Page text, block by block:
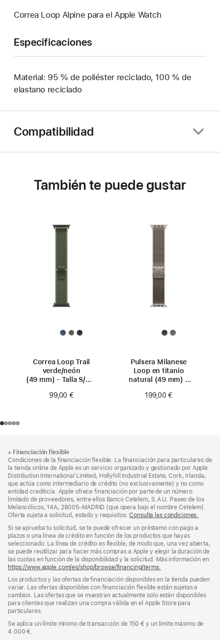
Correa Loop Alpine para el Apple Watch
Especificaciones
Material: 95 % de poliéster reciclado, 100 % de
elastano reciclado
Compatibilidad
También te puede gustar
Correa Loop Trail
verde/neón
(49 mm) - Talla S/M -
99,00 €
Pulsera Milanese
Loop en titanio
natural (49 mm) -
199,00 €
a
pie
de
página
al
pie
※ Financiación flexible
Condiciones de la financiación flexible: La financiación para particulares de
la tienda online de Apple es un servicio organizado y gestionado por Apple
Distribution International Limited, Hollyhill Industrial Estate, Cork, Irlanda,
que actúa como intermediario de crédito (no exclusivamente) y no como
entidad crediticia. Apple ofrece financiación por parte de un número
limitado de proveedores, entre ellos Banco Cetelem, S.A.U. Paseo de los
Melancólicos, 14A, 28005-MADRID (que opera bajo el nombre Cetelem).
Oferta sujeta a solicitud, estado y requisitos.Consulta las condiciones.
Si se aprueba tu solicitud, se te puede ofrecer un préstamo con pago a
plazos o una línea de crédito en función de los productos que hayas
seleccionado. La línea de crédito es flexible, de modo que, una vez abierta,
se puede reutilizar para hacer más compras a Apple y elegir la duración de
las cuotas en función de la disponibilidad y la solicitud. Más información en
https://www.apple.com/es/shop/browse/financing/terms.
Los productos y las ofertas de financiación disponibles en la tienda pueden
variar. Las ofertas disponibles con financiación flexible están sujetas a
cambios. Las ofertas que se muestran actualmente solo están disponibles
para clientes que realizan una compra válida en el Apple Store para
particulares.
Se aplica un límite mínimo de transacción de 150 € y un límite máximo de
4.000 €.